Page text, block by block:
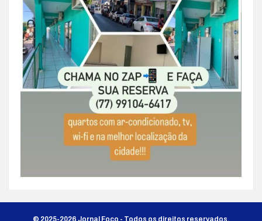
© 2025-2026 Jornal Foco - Todos os direitos reservados.